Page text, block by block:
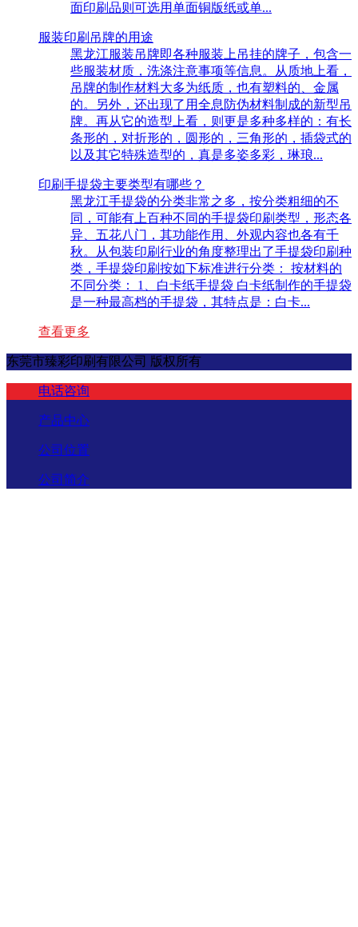
面印刷品则可选用单面铜版纸或单...
服装印刷吊牌的用途
黑龙江服装吊牌即各种服装上吊挂的牌子，包含一
些服装材质，洗涤注意事项等信息。从质地上看，
吊牌的制作材料大多为纸质，也有塑料的、金属
的。另外，还出现了用全息防伪材料制成的新型吊
牌。再从它的造型上看，则更是多种多样的：有长
条形的，对折形的，圆形的，三角形的，插袋式的
以及其它特殊造型的，真是多姿多彩，琳琅...
印刷手提袋主要类型有哪些？
黑龙江手提袋的分类非常之多，按分类粗细的不
同，可能有上百种不同的手提袋印刷类型，形态各
异、五花八门，其功能作用、外观内容也各有千
秋。从包装印刷行业的角度整理出了手提袋印刷种
类，手提袋印刷按如下标准进行分类： 按材料的
不同分类： 1、白卡纸手提袋 白卡纸制作的手提袋
是一种最高档的手提袋，其特点是：白卡...
查看更多
东莞市臻彩印刷有限公司 版权所有
电话咨询
产品中心
公司位置
公司简介